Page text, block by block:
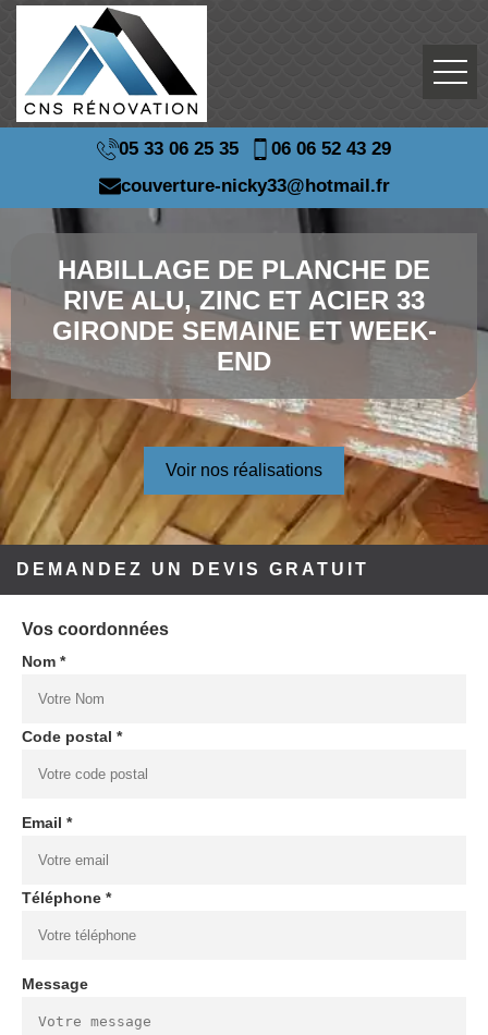
05 33 06 25 35
06 06 52 43 29
couverture-nicky33@hotmail.fr
HABILLAGE DE PLANCHE DE
RIVE ALU, ZINC ET ACIER 33
GIRONDE SEMAINE ET WEEK-
END
Voir nos réalisations
DEMANDEZ UN DEVIS GRATUIT
Vos coordonnées
Nom *
Code postal *
Email *
Téléphone *
Message